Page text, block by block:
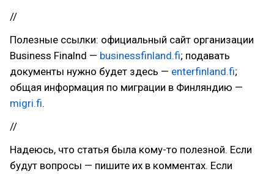
//
Полезные ссылки: официальный сайт организации
Business Finalnd — businessfinland.fi; подавать
документы нужно будет здесь — enterfinland.fi;
общая информация по миграции в Финляндию —
migri.fi.
//
Надеюсь, что статья была кому-то полезной. Если
будут вопросы — пишите их в комментах. Если